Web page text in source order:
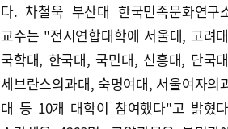
다. 차철욱 부산대 한국민족문화연구
교수는 "전시연합대학에 서울대, 고려
국학대, 한국대, 국민대, 신흥대, 단국
세브란스의과대, 숙명여대, 서울여자의
대 등 10개 대학이 참여했다"고 밝혔